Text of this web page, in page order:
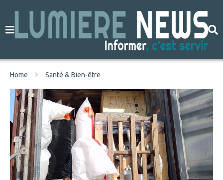
Home Santé & Bien-être